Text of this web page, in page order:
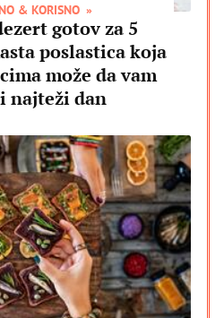
& KORISNO
gotov za 5
poslastica koja
može da vam
najteži dan